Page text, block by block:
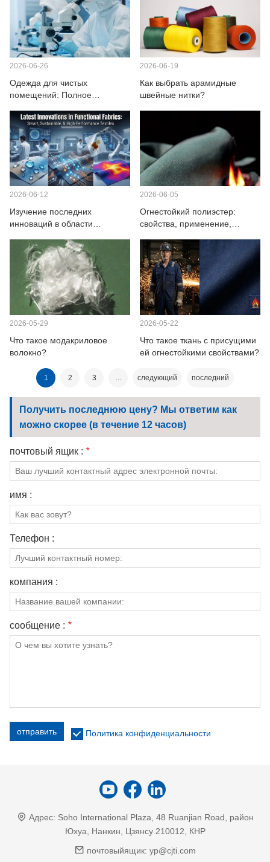
2026-06-26
Одежда для чистых
помещений: Полное
контролируемых средах
2026-06-19
Как выбрать арамидные
швейные нитки?
2026-06-12
Изучение последних
инноваций в области
2026-06-05
Огнестойкий полиэстер:
свойства, применение,
безопасность.
2026-05-29
Что такое модакриловое
волокно?
2026-05-22
Что такое ткань с присущими
ей огнестойкими свойствами?
1 2 3 ... следующий последний
Получить последнюю цену? Мы ответим как
можно скорее (в течение 12 часов)
почтовый ящик : *
имя :
Телефон :
компания :
сообщение : *
отправить Политика конфиденциальности
Адрес: Soho International Plaza, 48 Ruanjian Road, район
Юхуа, Нанкин, Цзянсу 210012, КНР
почтовыйящик: yp@cjti.com